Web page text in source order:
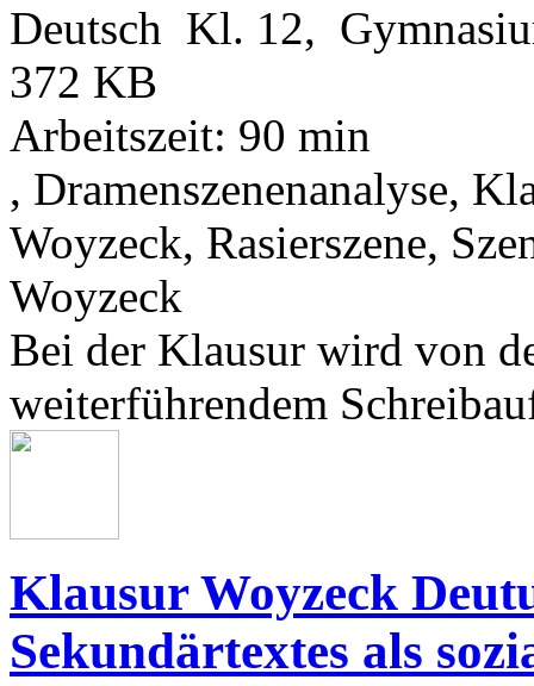
Deutsch Kl. 12,
372 KB
Arbeitszeit: 90 min
, Dramenszenenanalyse,
Woyzeck, Rasierszene,
Woyzeck
Bei der Klausur wird von
weiterführendem
Klausur Woyzeck
Sekundärtextes als